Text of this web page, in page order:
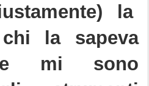
la
la sapeva
e mi sono